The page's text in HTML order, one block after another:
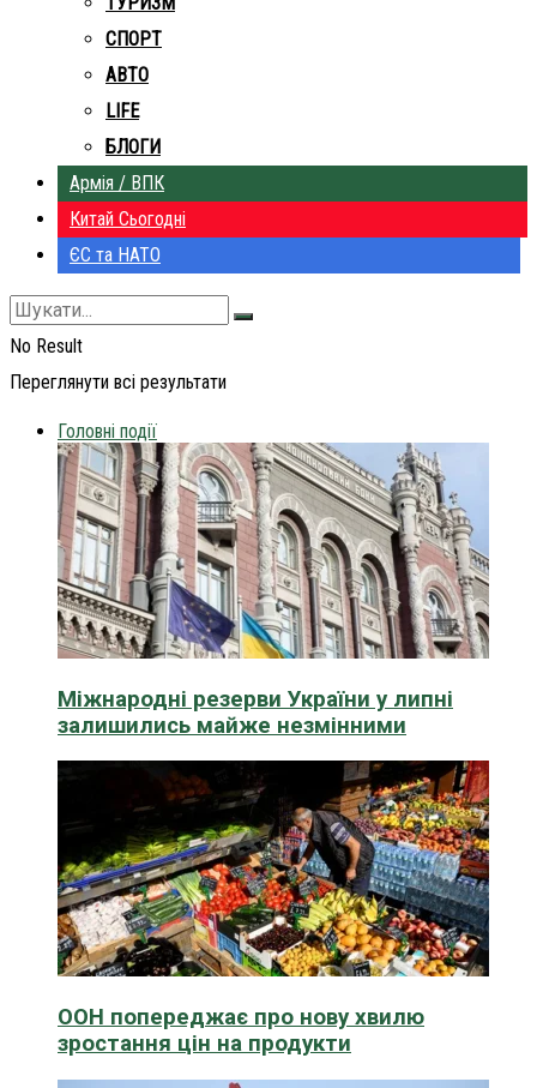
СПОРТ
АВТО
LIFE
БЛОГИ
Армія / ВПК
Китай Сьогодні
ЄС та НАТО
No Result
Переглянути всі результати
Головні події
Міжнародні резерви України у липні
залишились майже незмінними
ООН попереджає про нову хвилю
зростання цін на продукти